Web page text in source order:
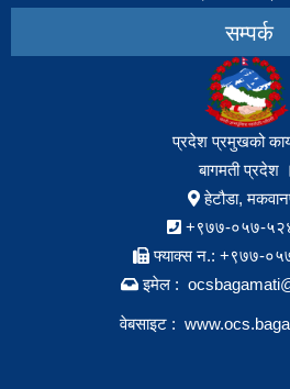
सम्पर्क
प्रदेश प्रमुखको
बागमती प्रदेश ।
हेटौडा,
+९७७-०५७-
फ्याक्स न.: +९७७-
इमेल :
वेबसाइट :